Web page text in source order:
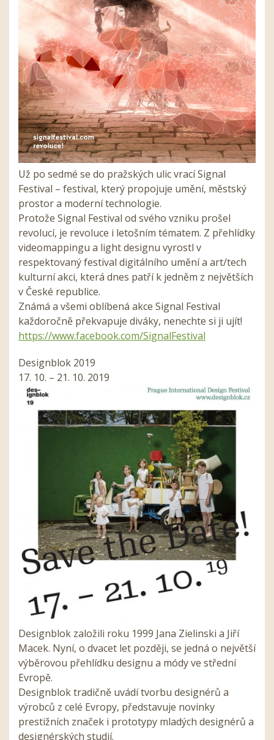
Už po sedmé se do pražských ulic vrací Signal
Festival – festival, který propojuje umění, městský
prostor a moderní technologie.
Protože Signal Festival od svého vzniku prošel
revolucí, je revoluce i letošním tématem. Z přehlídky
videomappingu a light designu vyrostl v
respektovaný festival digitálního umění a art/tech
kulturní akci, která dnes patří k jedněm z největších
v České republice.
Známá a všemi oblíbená akce Signal Festival
každoročně překvapuje diváky, nenechte si ji ujít!
https://www.facebook.com/SignalFestival
Designblok 2019
17. 10. – 21. 10. 2019
Designblok založili roku 1999 Jana Zielinski a Jiří
Macek. Nyní, o dvacet let později, se jedná o největší
výběrovou přehlídku designu a módy ve střední
Evropě.
Designblok tradičně uvádí tvorbu designérů a
výrobců z celé Evropy, představuje novinky
prestižních značek i prototypy mladých designérů a
designérských studií.